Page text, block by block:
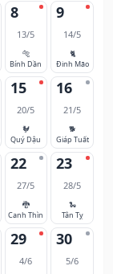
8
13/5
🐅
Bính Dần
9
14/5
🐈
Đinh Mão
15
20/5
🐓
Quý Dậu
16
21/5
🐕
Giáp Tuất
22
27/5
🐉
Canh Thìn
23
28/5
🐍
Tân Tỵ
29
4/6
30
5/6